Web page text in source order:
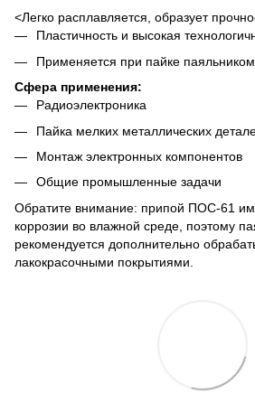
<Легко расплавляется, образует
Пластичность и высокая
Применяется при пайке паяльником
Сфера применения:
Радиоэлектроника
Пайка мелких металлических
Монтаж электронных компонентов
Общие промышленные задачи
Обратите внимание: припой ПОС-61
коррозии во влажной среде, поэтому
рекомендуется дополнительно
лакокрасочными покрытиями.